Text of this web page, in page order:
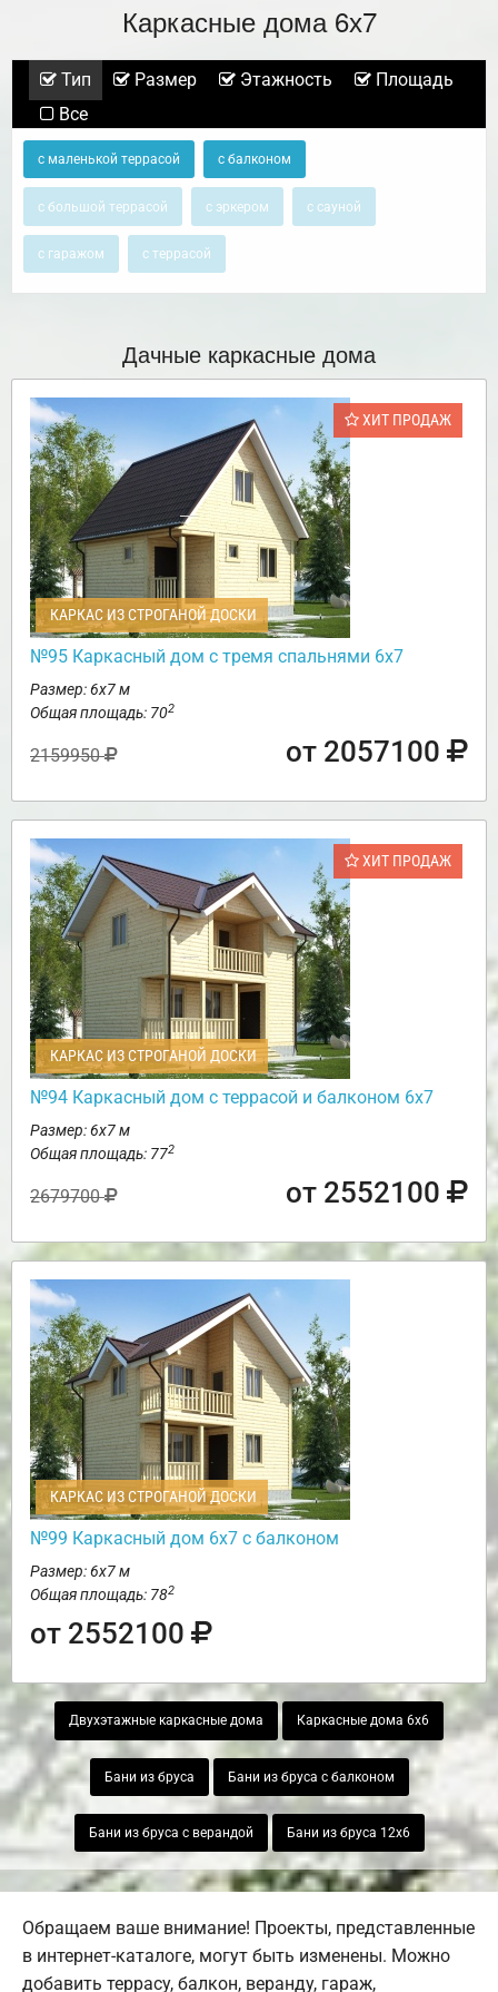
Каркасные дома 6х7
Тип Размер Этажность
Площадь
Все
с маленькой террасой с балконом
с большой террасой с эркером с сауной
с гаражом с террасой
Дачные каркасные дома
ХИТ ПРОДАЖ
КАРКАС ИЗ СТРОГАНОЙ ДОСКИ
№95 Каркасный дом с тремя спальнями 6х7
Размер: 6х7 м
Общая площадь: 702
2159950 от 2057100
ХИТ ПРОДАЖ
КАРКАС ИЗ СТРОГАНОЙ ДОСКИ
№94 Каркасный дом с террасой и балконом 6х7
Размер: 6х7 м
Общая площадь: 772
2679700 от 2552100
КАРКАС ИЗ СТРОГАНОЙ ДОСКИ
№99 Каркасный дом 6х7 с балконом
Размер: 6х7 м
Общая площадь: 782
от 2552100
Двухэтажные каркасные дома Каркасные дома 6х6
Бани из бруса Бани из бруса с балконом
Бани из бруса с верандой Бани из бруса 12х6
Обращаем ваше внимание! Проекты, представленные
в интернет-каталоге, могут быть изменены. Можно
добавить террасу, балкон, веранду, гараж,